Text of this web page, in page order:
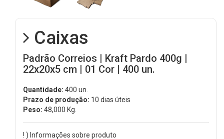
Caixas
Padrão Correios | Kraft Pardo 400g |
22x20x5 cm | 01 Cor | 400 un.
Quantidade: 400 un.
Prazo de produção: 10 dias úteis
Peso: 48,000 Kg.
! ) Informações sobre produto